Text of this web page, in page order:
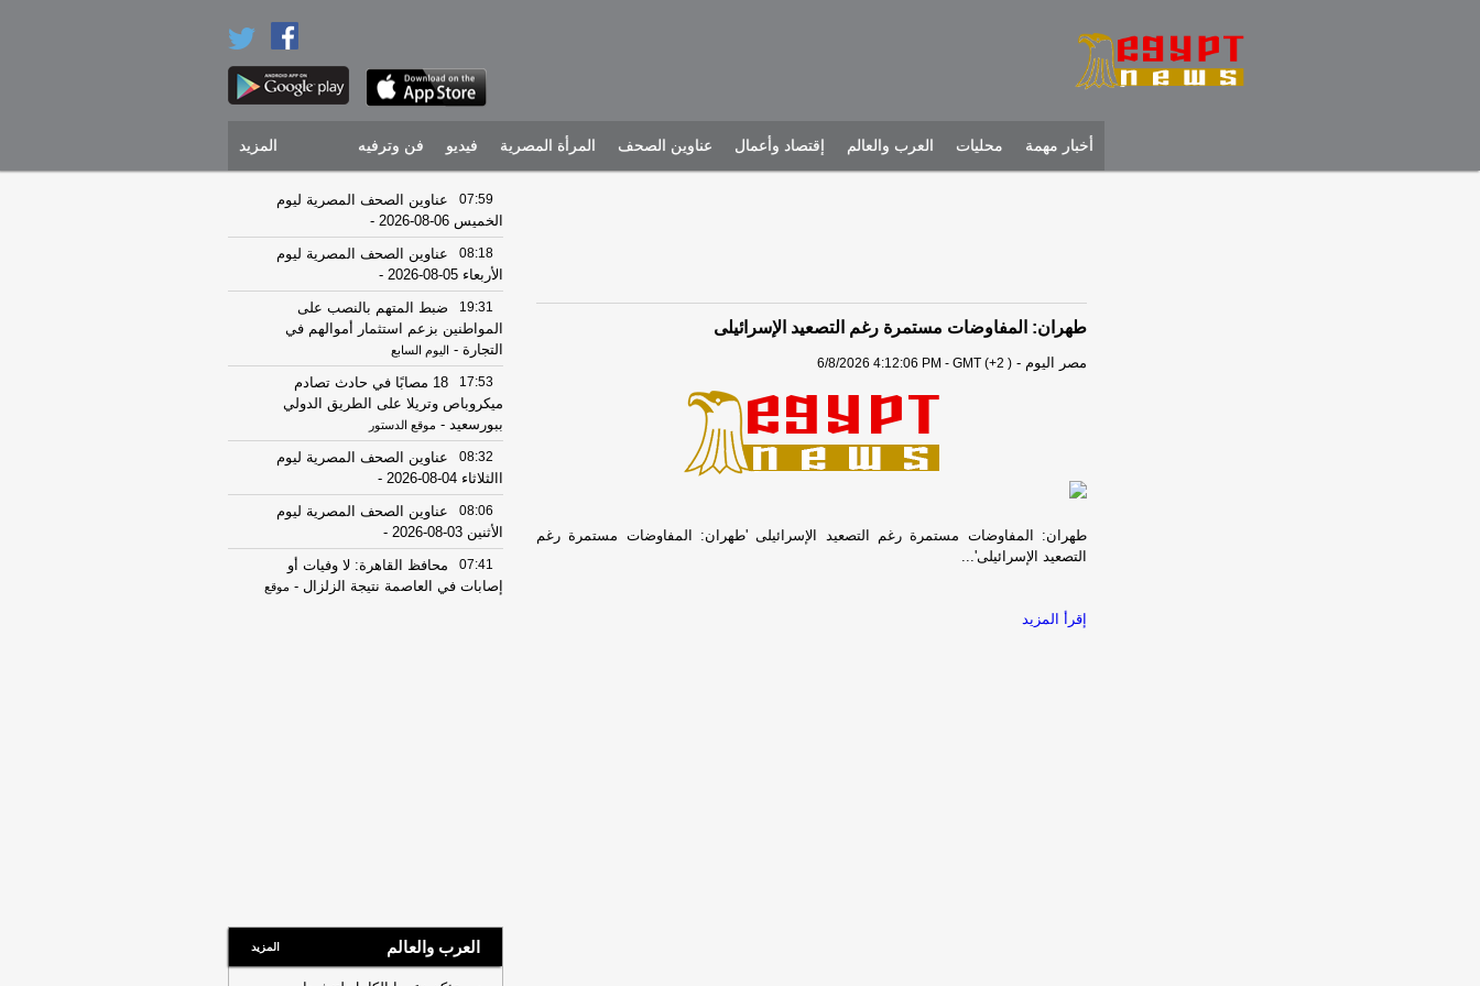
أخبار مهمة محليات العرب والعالم إقتصاد وأعمال عناوين الصحف المرأة المصرية فيديو فن وترفيه المزيد
طهران: المفاوضات مستمرة رغم التصعيد الإسرائيلى
مصر اليوم -
6/8/2026 4:12:06 PM - GMT (+2 )
طهران: المفاوضات مستمرة رغم التصعيد الإسرائيلى 'طهران: المفاوضات مستمرة رغم
التصعيد الإسرائيلى'...
إقرأ المزيد
07:59
عناوين الصحف المصرية ليوم
الخميس 06-08-2026
-
08:18
عناوين الصحف المصرية ليوم
الأربعاء 05-08-2026
-
19:31
ضبط المتهم بالنصب على
المواطنين بزعم استثمار أموالهم في
التجارة - اليوم السابع
17:53
18 مصابًا في حادث تصادم
ميكروباص وتريلا على الطريق الدولي
ببورسعيد - موقع الدستور
08:32
عناوين الصحف المصرية ليوم
االثلاثاء 04-08-2026
-
08:06
عناوين الصحف المصرية ليوم
الأثنين 03-08-2026
-
07:41
محافظ القاهرة: لا وفيات أو
إصابات في العاصمة نتيجة الزلزال - موقع
08:16
عناوين الصحف المصرية ليوم
الجمعة 31-07-2026
-
العرب والعالم المزيد